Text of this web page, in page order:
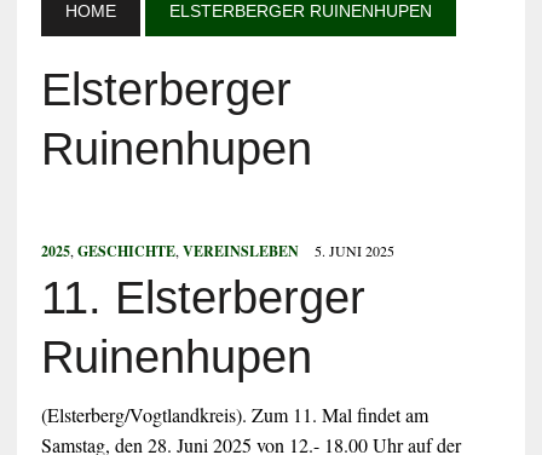
HOME ELSTERBERGER RUINENHUPEN
Elsterberger
Ruinenhupen
2025, GESCHICHTE, VEREINSLEBEN 5. JUNI 2025
11. Elsterberger
Ruinenhupen
(Elsterberg/Vogtlandkreis). Zum 11. Mal findet am
Samstag, den 28. Juni 2025 von 12.- 18.00 Uhr auf der